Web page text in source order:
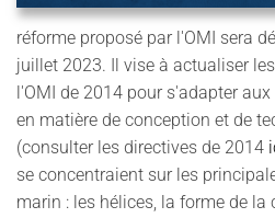
réforme proposé par l'OMI sera
juillet 2023. Il vise à actualiser
l'OMI de 2014 pour s'adapter
en matière de conception et de
(consulter les directives de 2014
se concentraient sur les
marin : les hélices, la forme de la